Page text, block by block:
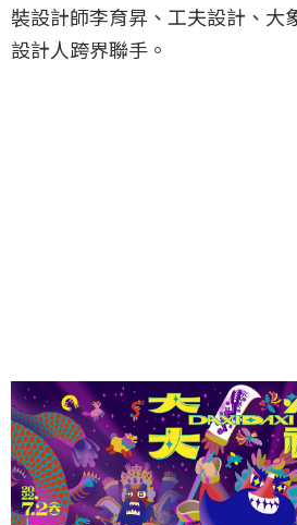
裝設計師李育昇、工夫設計、大
設計人跨界聯手。